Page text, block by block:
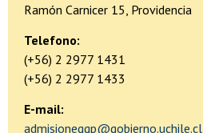
Ramón Carnicer 15, Providencia
Telefono:
(+56) 2 2977 1431
(+56) 2 2977 1433
E-mail:
admisioneggp@gobierno.uchile.cl